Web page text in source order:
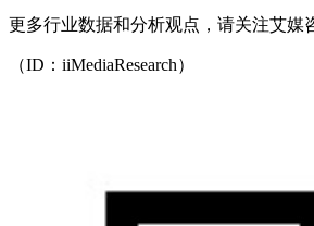
更多行业数据和分析观点，请关注艾媒
（ID：iiMediaResearch）